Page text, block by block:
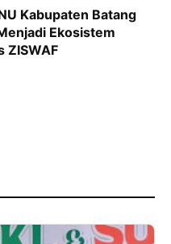
Kabupaten Batang
Ekosistem
ZISWAF